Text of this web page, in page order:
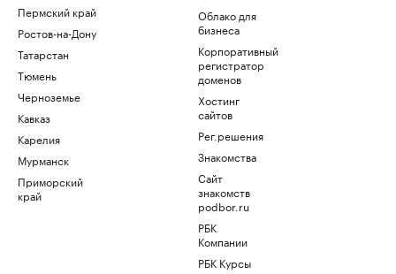
Пермский край
Ростов-на-Дону
Татарстан
Тюмень
Черноземье
Кавказ
Карелия
Мурманск
Приморский
край
Облако для
бизнеса
Корпоративный
регистратор
доменов
Хостинг
сайтов
Рег.решения
Знакомства
Сайт
знакомств
podbor.ru
РБК
Компании
РБК Курсы